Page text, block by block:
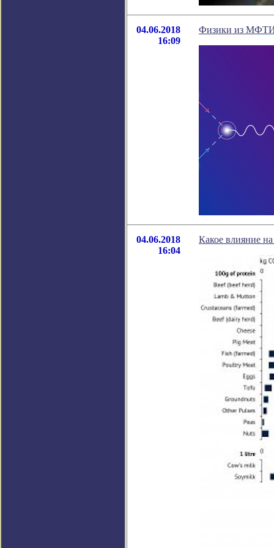
04.06.2018
16:09
Физики из МФТИ
04.06.2018
16:04
Какое влияние